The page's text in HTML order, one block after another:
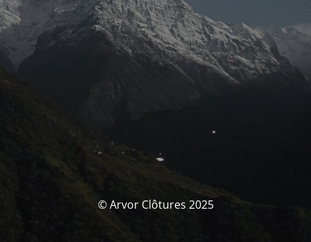
© Arvor Clôtures 2025